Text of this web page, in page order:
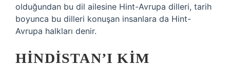
olduğundan bu dil ailesine Hint-Avrupa dilleri, tarih
boyunca bu dilleri konuşan insanlara da Hint-
Avrupa halkları denir.
HINDISTAN’I KIM